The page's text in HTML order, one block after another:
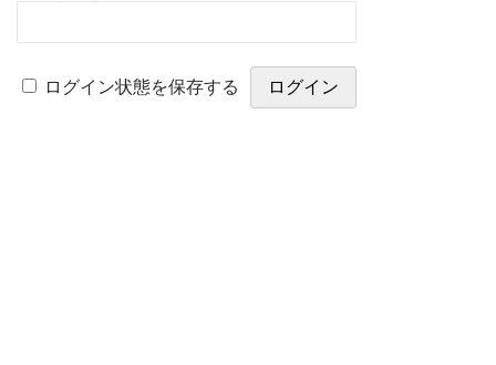
ログイン状態を保存する